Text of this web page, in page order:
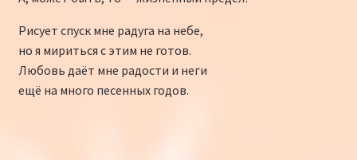
Рисует спуск мне радуга на небе,
но я мириться с этим не готов.
Любовь даёт мне радости и неги
ещё на много песенных годов.